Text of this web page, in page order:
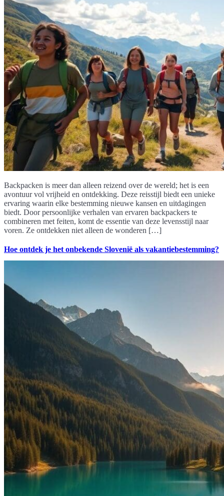
Backpacken is meer dan alleen reizend over de wereld; het is een
avontuur vol vrijheid en ontdekking. Deze reisstijl biedt een unieke
ervaring waarin elke bestemming nieuwe kansen en uitdagingen
biedt. Door persoonlijke verhalen van ervaren backpackers te
combineren met feiten, komt de essentie van deze levensstijl naar
voren. Ze ontdekken niet alleen de wonderen […]
Hoe ontdek je het onbekende Slovenië als vakantiebestemming?